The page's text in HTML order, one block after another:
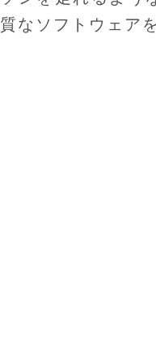
質なソフトウェア